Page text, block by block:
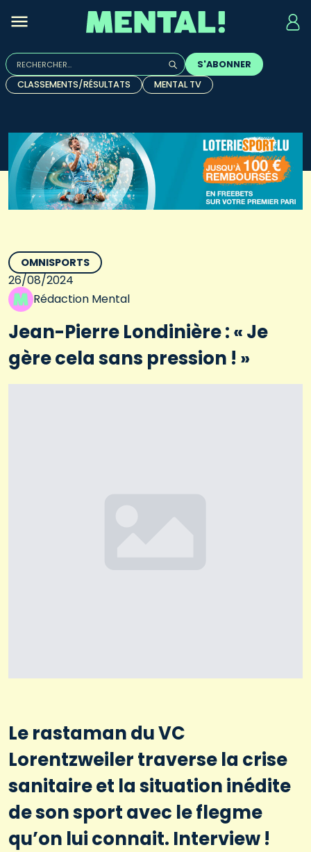
Rechercher :
Quand les résultats de l'auto-complétion sont
S'ABONNER
CLASSEMENTS/RÉSULTATS
MENTAL TV
OMNISPORTS
26/08/2024
Rédaction Mental
Jean-Pierre Londinière : « Je
gère cela sans pression ! »
Le rastaman du VC
Lorentzweiler traverse la crise
sanitaire et la situation inédite
de son sport avec le flegme
qu’on lui connait. Interview !